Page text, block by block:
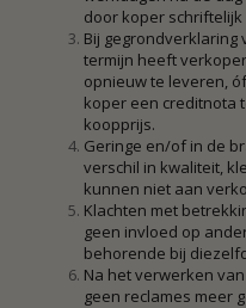
door koper
Bij gegrondverklaring
termijn heeft
opnieuw te leveren,
koper een creditnota
koopprijs.
Geringe en/of in de
verschil in kwaliteit,
kunnen niet aan
Klachten met
geen invloed op
behorende bij
Na het verwerken
geen reclames meer